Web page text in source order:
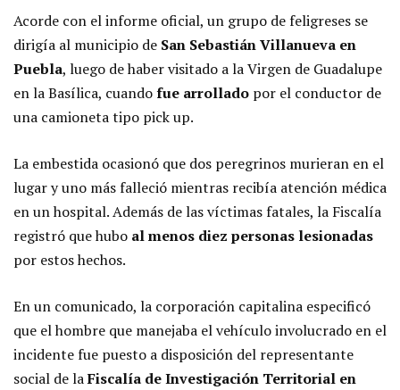
Acorde con el informe oficial, un grupo de feligreses se
dirigía al municipio de San Sebastián Villanueva en
Puebla, luego de haber visitado a la Virgen de Guadalupe
en la Basílica, cuandofue arrollado por el conductor de
una camioneta tipo pick up.
La embestida ocasionó que dos peregrinos murieran en el
lugar y uno más falleció mientras recibía atención médica
en un hospital. Además de las víctimas fatales, la Fiscalía
registró que hubo al menos diez personas lesionadas
por estos hechos.
En un comunicado, la corporación capitalina especificó
que el hombre que manejaba el vehículo involucrado en el
incidente fue puesto a disposición del representante
social de laFiscalía de Investigación Territorial en